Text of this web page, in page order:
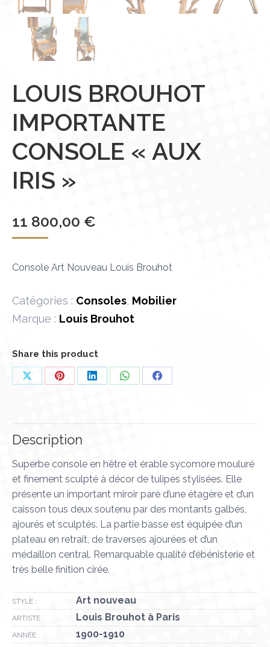
LOUIS BROUHOT
IMPORTANTE
CONSOLE « AUX
IRIS »
11 800,00 €
Console Art Nouveau Louis Brouhot
Catégories : Consoles, Mobilier
Marque : Louis Brouhot
Share this product
PartagerPartagerPartagerPartagerPartager
Description
Superbe console en hêtre et érable sycomore mouluré
et finement sculpté à décor de tulipes stylisées. Elle
présente un important miroir paré d’une étagère et d’un
caisson tous deux soutenu par des montants galbés,
ajourés et sculptés. La partie basse est équipée d’un
plateau en retrait, de traverses ajourées et d’un
médaillon central. Remarquable qualité d’ébénisterie et
très belle finition cirée.
STYLE : Art nouveau
ARTISTE : Louis Brouhot à Paris
ANNÉE : 1900-1910